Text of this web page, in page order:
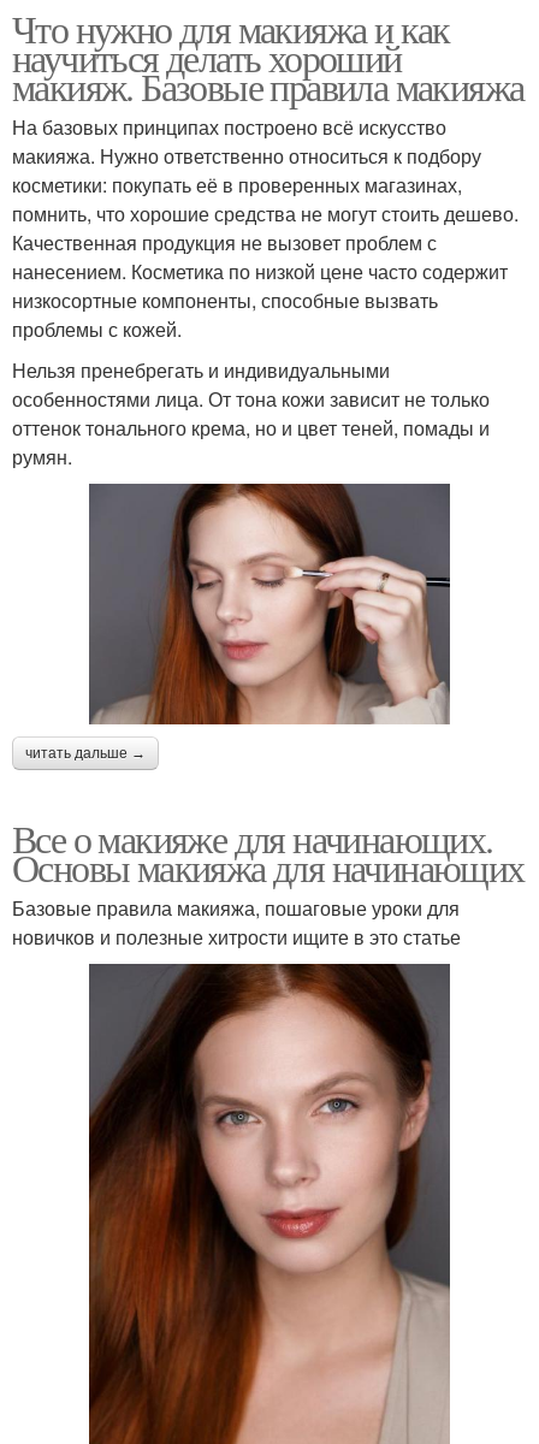
Что нужно для макияжа и как
научиться делать хороший
макияж. Базовые правила макияжа
На базовых принципах построено всё искусство
макияжа. Нужно ответственно относиться к подбору
косметики: покупать её в проверенных магазинах,
помнить, что хорошие средства не могут стоить дешево.
Качественная продукция не вызовет проблем с
нанесением. Косметика по низкой цене часто содержит
низкосортные компоненты, способные вызвать
проблемы с кожей.
Нельзя пренебрегать и индивидуальными
особенностями лица. От тона кожи зависит не только
оттенок тонального крема, но и цвет теней, помады и
румян.
читать дальше →
Все о макияже для начинающих.
Основы макияжа для начинающих
Базовые правила макияжа, пошаговые уроки для
новичков и полезные хитрости ищите в это статье